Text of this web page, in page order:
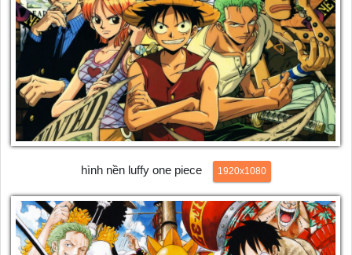
hình nền luffy one piece 1920x1080